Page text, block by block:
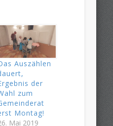
Auszählen
der
zum
Montag!
Mai 2019